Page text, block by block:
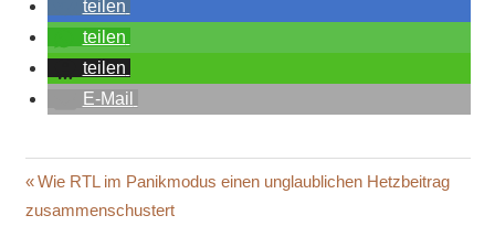
teilen
teilen
teilen
E-Mail
KERKHOVE
Beitragsnavigation
Vorheriger
Beitrag:
Wie RTL im Panikmodus einen unglaublichen Hetzbeitrag
zusammenschustert